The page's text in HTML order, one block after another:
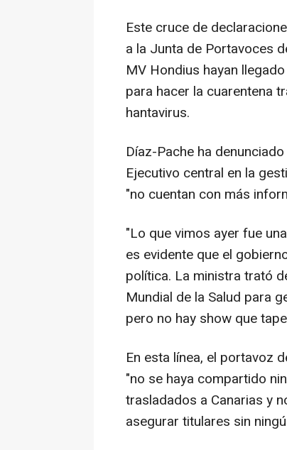
Este cruce de
a la Junta de Portavoces
MV Hondius hayan
para hacer la cuarentena
hantavirus.
Díaz-Pache ha
Ejecutivo central en la
"no cuentan con más
"Lo que vimos ayer fue
es evidente que el
política. La ministra trató
Mundial de la Salud para
pero no hay show que
En esta línea, el portavoz
"no se haya compartido
trasladados a Canarias y
asegurar titulares sin